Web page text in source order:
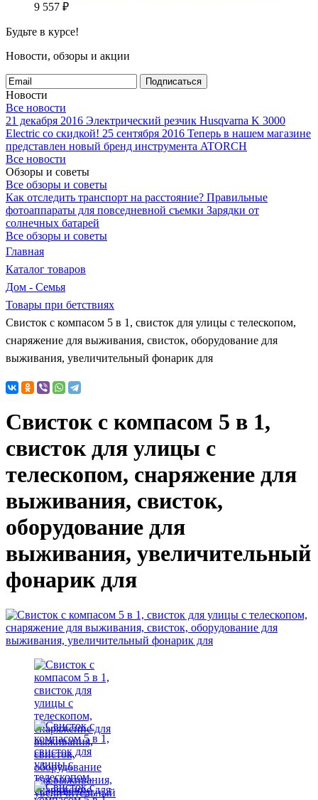
9 557 ₽
Будьте в курсе!
Новости, обзоры и акции
Подписаться
Новости
Все новости
21 декабря 2016 Электрический резчик Husqvarna K 3000
Electric со скидкой! 25 сентября 2016 Теперь в нашем магазине
представлен новый бренд инструмента ATORCH
Все новости
Обзоры и советы
Все обзоры и советы
Как отследить транспорт на расстояние? Правильные
фотоаппараты для повседневной съемки Зарядки от
солнечных батарей
Все обзоры и советы
Главная
Каталог товаров
Дом - Семья
Товары при бетствиях
Свисток с компасом 5 в 1, свисток для улицы с телескопом,
снаряжение для выживания, свисток, оборудование для
выживания, увеличительный фонарик для
Свисток с компасом 5 в 1,
свисток для улицы с
телескопом, снаряжение для
выживания, свисток,
оборудование для
выживания, увеличительный
фонарик для